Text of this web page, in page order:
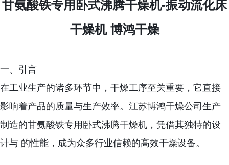
甘氨酸铁专用卧式沸腾干燥机-振动流化床
干燥机 博鸿干燥
一、引言
在工业生产的诸多环节中，干燥工序至关重要，它直接
影响着产品的质量与生产效率。江苏博鸿干燥公司生产
制造的甘氨酸铁专用卧式沸腾干燥机，凭借其独特的设
计与 的性能，成为众多行业信赖的高效干燥设备。